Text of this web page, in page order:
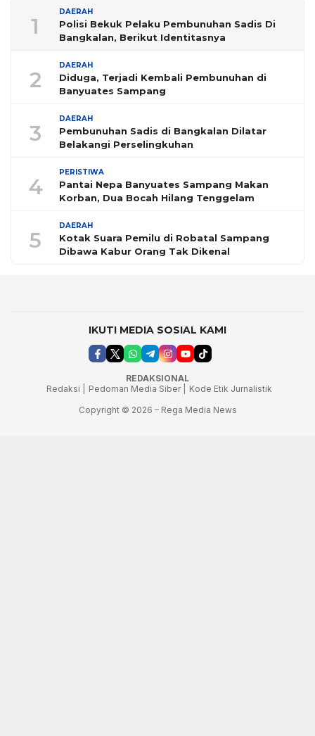
1
DAERAH
Polisi Bekuk Pelaku Pembunuhan Sadis Di
Bangkalan, Berikut Identitasnya
2
DAERAH
Diduga, Terjadi Kembali Pembunuhan di
Banyuates Sampang
3
DAERAH
Pembunuhan Sadis di Bangkalan Dilatar
Belakangi Perselingkuhan
4
PERISTIWA
Pantai Nepa Banyuates Sampang Makan
Korban, Dua Bocah Hilang Tenggelam
5
DAERAH
Kotak Suara Pemilu di Robatal Sampang
Dibawa Kabur Orang Tak Dikenal
IKUTI MEDIA SOSIAL KAMI
REDAKSIONAL
Redaksi |
Pedoman Media Siber |
Kode Etik Jurnalistik
Copyright © 2026 – Rega Media News